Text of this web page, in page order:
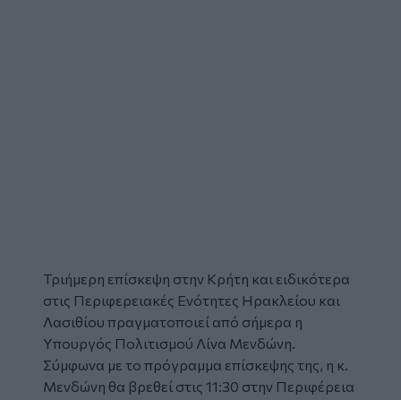
Τριήμερη επίσκεψη στην Κρήτη και ειδικότερα
στις Περιφερειακές Ενότητες Ηρακλείου και
Λασιθίου πραγματοποιεί από σήμερα η
Υπουργός Πολιτισμού Λίνα Μενδώνη.
Σύμφωνα με το πρόγραμμα επίσκεψης της, η κ.
Μενδώνη θα βρεθεί στις 11:30 στην Περιφέρεια